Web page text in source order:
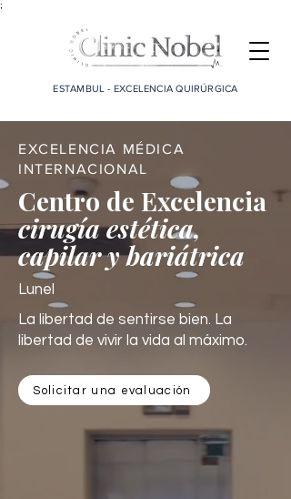
;
ESTAMBUL - EXCELENCIA QUIRÚRGICA
EXCELENCIA MÉDICA
INTERNACIONAL
Centro de Excelencia
cirugía estética,
capilar y bariátrica
Lunel
La libertad de sentirse bien. La
libertad de vivir la vida al máximo.
Solicitar una evaluación